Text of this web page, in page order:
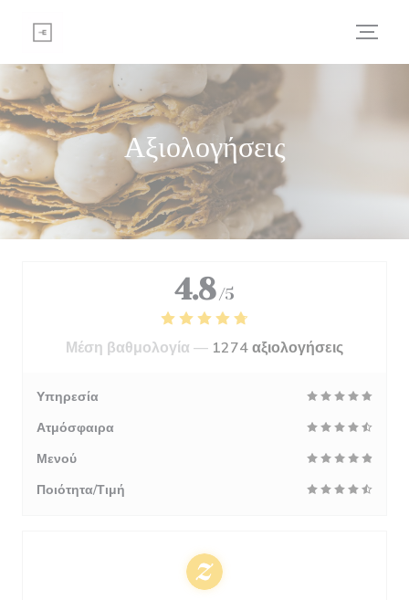
Αξιολογήσεις
4.8 /5
Μέση βαθμολογία — 1274 αξιολογήσεις
Υπηρεσία
Ατμόσφαιρα
Μενού
Ποιότητα/Τιμή